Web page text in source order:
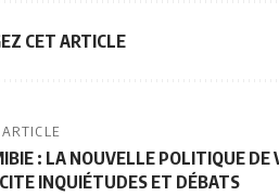
CET ARTICLE
: LA NOUVELLE POLITIQUE DE
INQUIÉTUDES ET DÉBATS